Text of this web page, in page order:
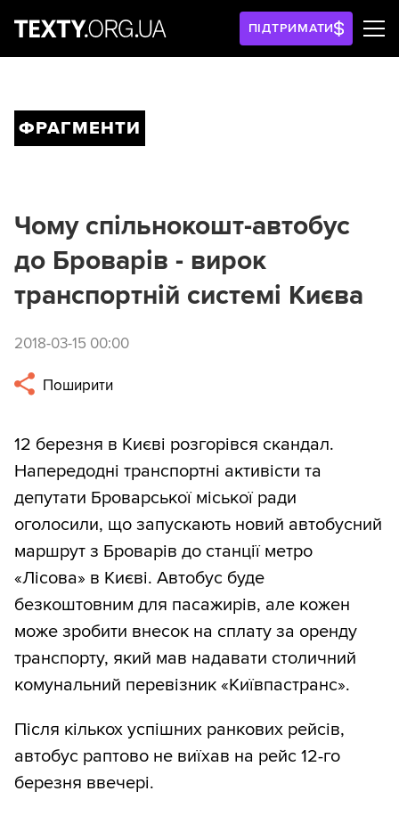
ПІДТРИМАТИ
ФРАГМЕНТИ
Чому спільнокошт-автобус
до Броварів - вирок
транспортній системі Києва
2018-03-15 00:00
Поширити
12 березня в Києві розгорівся скандал.
Напередодні транспортні активісти та
депутати Броварської міської ради
оголосили, що запускають новий автобусний
маршрут з Броварів до станції метро
«Лісова» в Києві. Автобус буде
безкоштовним для пасажирів, але кожен
може зробити внесок на сплату за оренду
транспорту, який мав надавати столичний
комунальний перевізник «Київпастранс».
Після кількох успішних ранкових рейсів,
автобус раптово не виїхав на рейс 12-го
березня ввечері.